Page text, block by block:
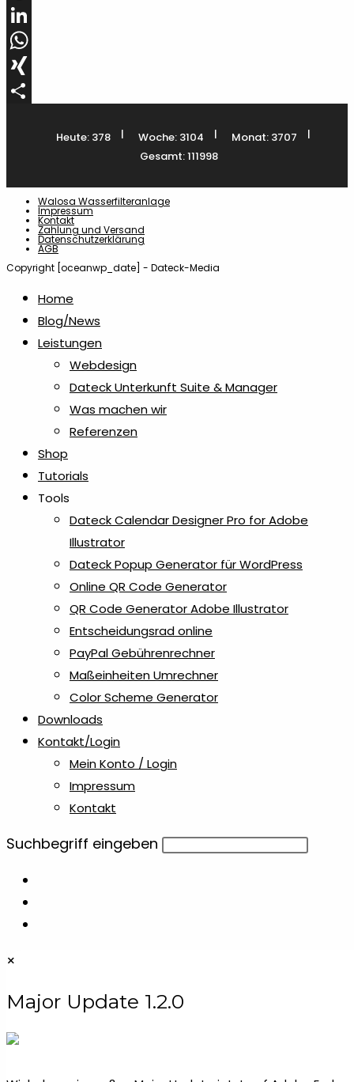
Pinterest
LinkedIn
WhatsApp
XING
Heute: 378 | Woche: 3104 | Monat: 3707
|
Gesamt: 111998
Walosa Wasserfilteranlage
Impressum
Kontakt
Zahlung und Versand
Datenschutzerklärung
AGB
Copyright [oceanwp_date] - Dateck-Media
Home
Blog/News
Leistungen
Webdesign
Dateck Unterkunft Suite & Manager
Was machen wir
Referenzen
Shop
Tutorials
Tools
Dateck Calendar Designer Pro for Adobe
Illustrator
Dateck Popup Generator für WordPress
Online QR Code Generator
QR Code Generator Adobe Illustrator
Entscheidungsrad online
PayPal Gebührenrechner
Maßeinheiten Umrechner
Color Scheme Generator
Downloads
Kontakt/Login
Mein Konto / Login
Impressum
Kontakt
Diese
durchsuchen
Suchbegriff eingeben
×
Major Update 1.2.0